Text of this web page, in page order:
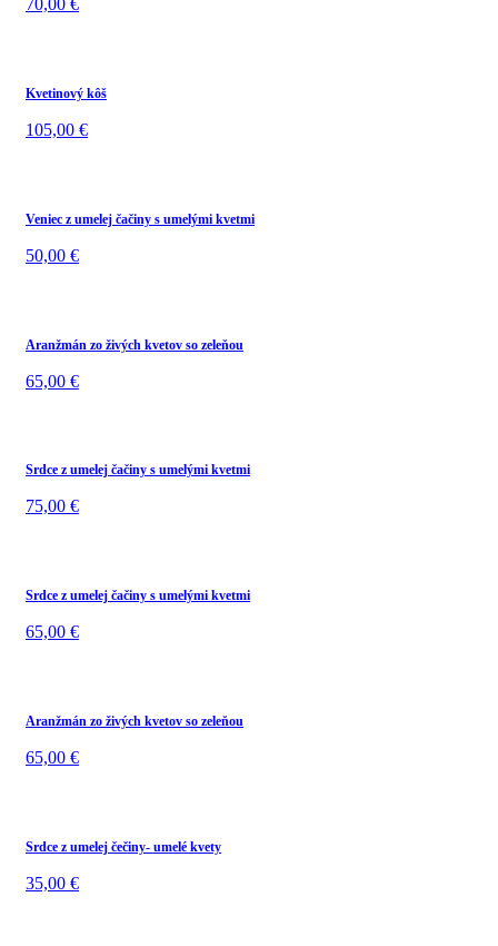
Kvetinový kôš
105,00 €
Veniec z umelej čačiny s umelými kvetmi
50,00 €
Aranžmán zo živých kvetov so zeleňou
65,00 €
Srdce z umelej čačiny s umelými kvetmi
75,00 €
Srdce z umelej čačiny s umelými kvetmi
65,00 €
Aranžmán zo živých kvetov so zeleňou
65,00 €
Srdce z umelej čečiny- umelé kvety
35,00 €